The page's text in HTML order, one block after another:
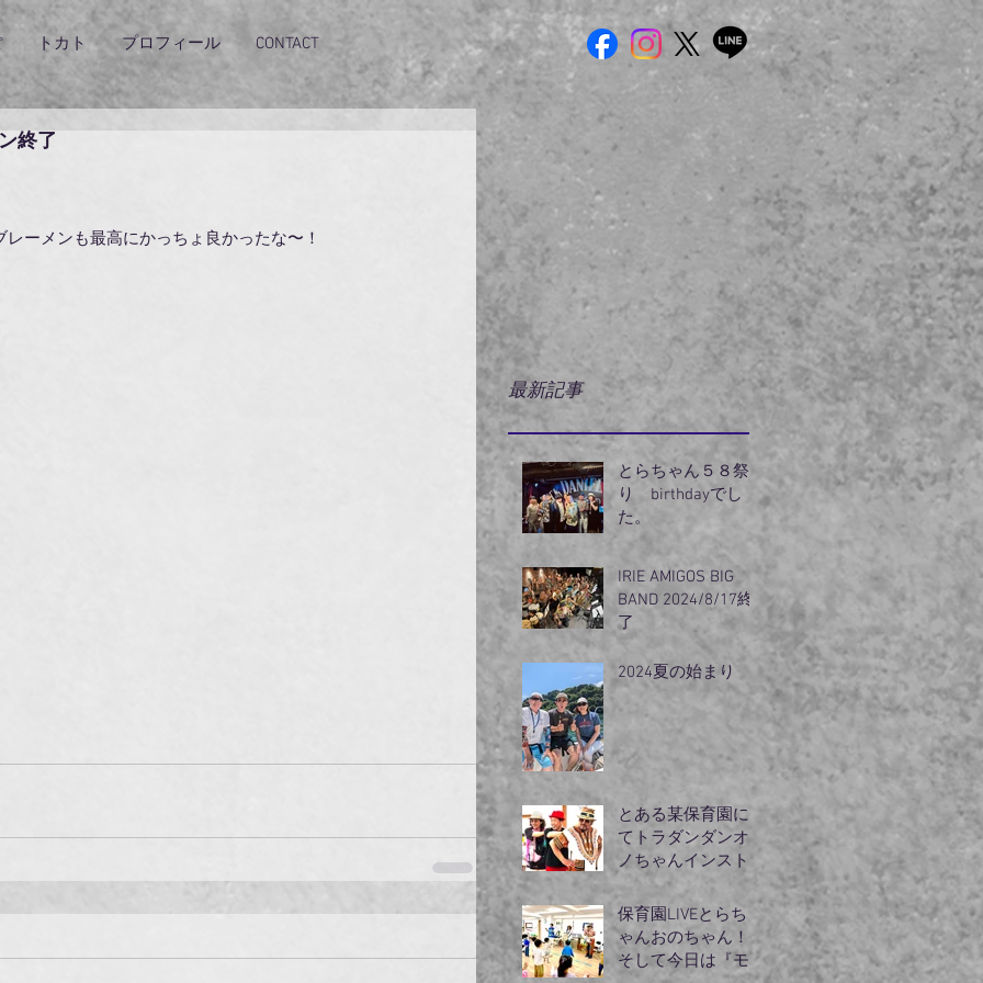
トカト プロフィール CONTACT
終了
ーメンも最高にかっちょ良かったな〜！
最新記事
とらちゃん５８祭
り birthdayでし
た。
IRIE AMIGOS BIG
BAND 2024/8/17終
了
2024夏の始まり
とある某保育園に
てトラダンダンオ
ノちゃんインスト
ラクターモリズム
のライブ
保育園LIVEとらち
ゃんおのちゃん！
そして今日は『モ